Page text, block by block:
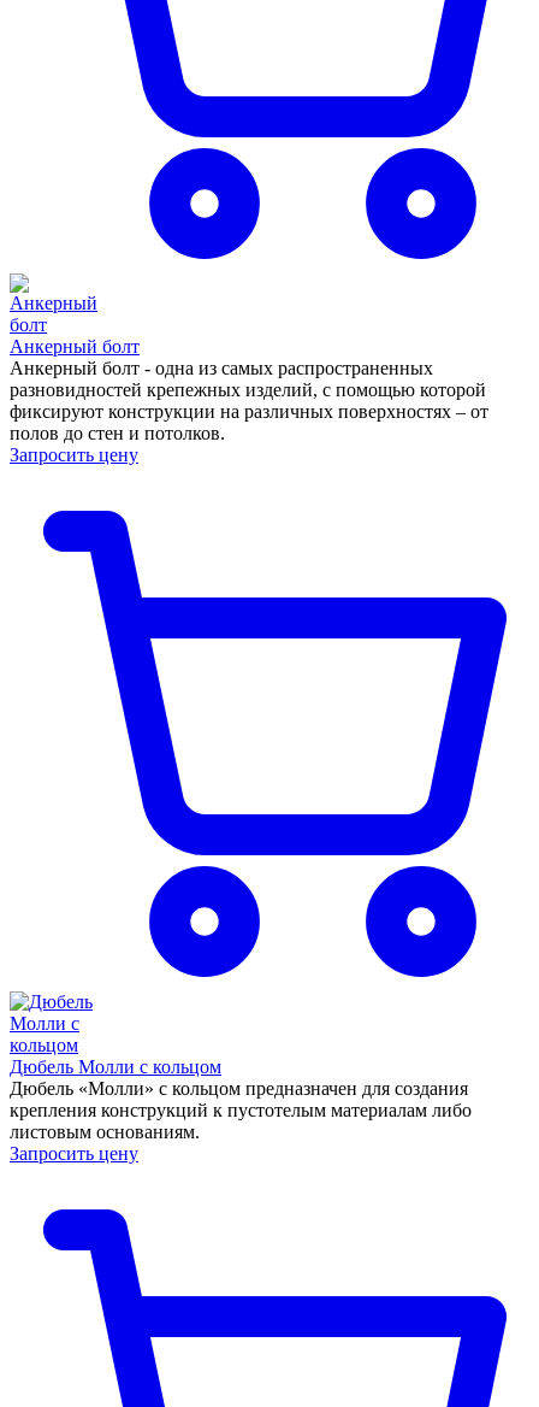
Анкерный болт
Анкерный болт - одна из самых распространенных
разновидностей крепежных изделий, с помощью которой
фиксируют конструкции на различных поверхностях – от
полов до стен и потолков.
Запросить цену
Дюбель Молли с кольцом
Дюбель «Молли» с кольцом предназначен для создания
крепления конструкций к пустотелым материалам либо
листовым основаниям.
Запросить цену